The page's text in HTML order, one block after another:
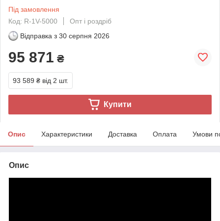
Під замовлення
Код: R-1V-5000
Опт і роздріб
Відправка з 30 серпня 2026
95 871 ₴
93 589 ₴ від 2 шт.
Купити
Опис Характеристики Доставка Оплата Умови
Опис